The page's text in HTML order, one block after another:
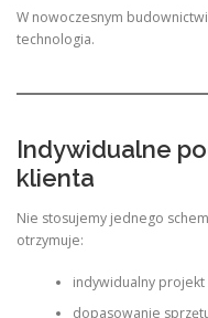
W nowoczesnym
technologia.
Indywidualne
klienta
Nie stosujemy jednego
otrzymuje:
indywidualny projekt
dopasowanie